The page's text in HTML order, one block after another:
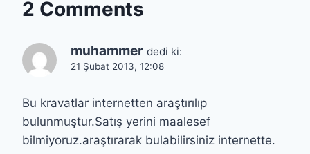
2 Comments
muhammer dedi ki:
21 Şubat 2013, 12:08
Bu kravatlar internetten araştırılıp
bulunmuştur.Satış yerini maalesef
bilmiyoruz.araştırarak bulabilirsiniz internette.